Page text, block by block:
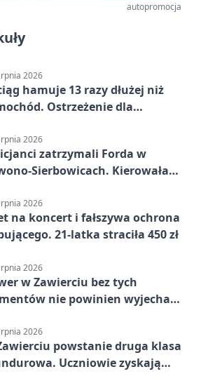
autopromocja
2026
hamuje 13 razy dłużej niż
Ostrzeżenie dla
2026
zatrzymali Forda w
Sierbowicach. Kierowała
2026
na koncert i fałszywa ochrona
21-latka straciła 450 zł
2026
w Zawierciu bez tych
nie powinien wyjechać
2026
powstanie druga klasa
Uczniowie zyskają